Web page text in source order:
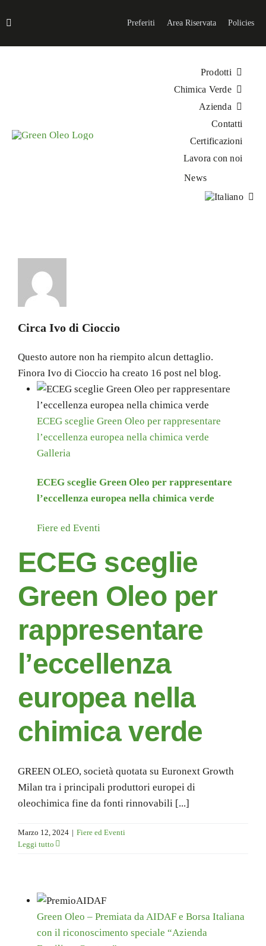
al
Preferiti Area Riservata Policies
Prodotti
Chimica Verde
Azienda
Contatti
Certificazioni
Lavora con noi
News
Circa Ivo di Cioccio
Questo autore non ha riempito alcun dettaglio.
Finora Ivo di Cioccio ha creato 16 post nel blog.
ECEG sceglie Green Oleo per rappresentare
l’eccellenza europea nella chimica verde
Galleria
ECEG sceglie Green Oleo per rappresentare
l’eccellenza europea nella chimica verde
Fiere ed Eventi
ECEG sceglie
Green Oleo per
rappresentare
l’eccellenza
europea nella
chimica verde
GREEN OLEO, società quotata su Euronext Growth
Milan tra i principali produttori europei di
oleochimica fine da fonti rinnovabili [...]
Marzo 12, 2024 | Fiere ed Eventi
Leggi tutto
Green Oleo – Premiata da AIDAF e Borsa Italiana
con il riconoscimento speciale “Azienda